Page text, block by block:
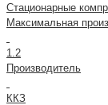
Стационарные
Максимальная
1.2
Производитель
ККЗ